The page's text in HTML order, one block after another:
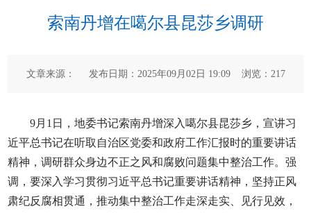
索南丹增在噶尔县昆莎乡调研
文章来源： 发布日期：2025年09月02日 19:09 浏览： 217
9月1日，地委书记索南丹增深入噶尔县昆莎乡，宣讲习
近平总书记在听取自治区党委和政府工作汇报时的重要讲话
精神，调研群众身边不正之风和腐败问题集中整治工作。强
调，要深入学习贯彻习近平总书记重要讲话精神，坚持正风
肃纪反腐相贯通，推动集中整治工作走深走实、见行见效，